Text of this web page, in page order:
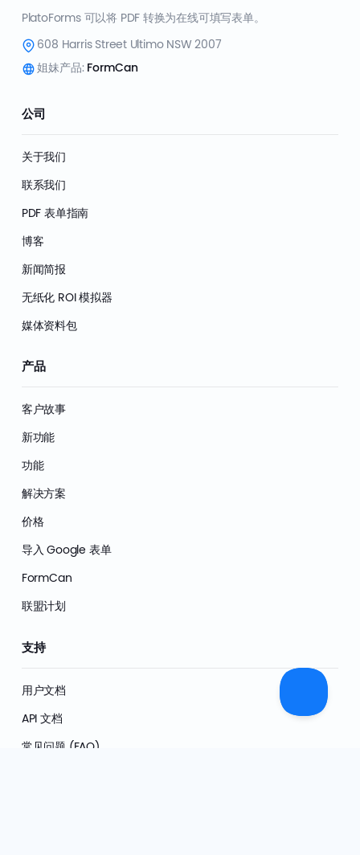
PlatoForms 可以将 PDF 转换为在线可填写表单。
608 Harris Street Ultimo NSW 2007
姐妹产品: FormCan
公司
关于我们
联系我们
PDF 表单指南
博客
新闻简报
无纸化 ROI 模拟器
媒体资料包
产品
客户故事
新功能
功能
解决方案
价格
导入 Google 表单
FormCan
联盟计划
支持
用户文档
API 文档
常见问题 (FAQ)